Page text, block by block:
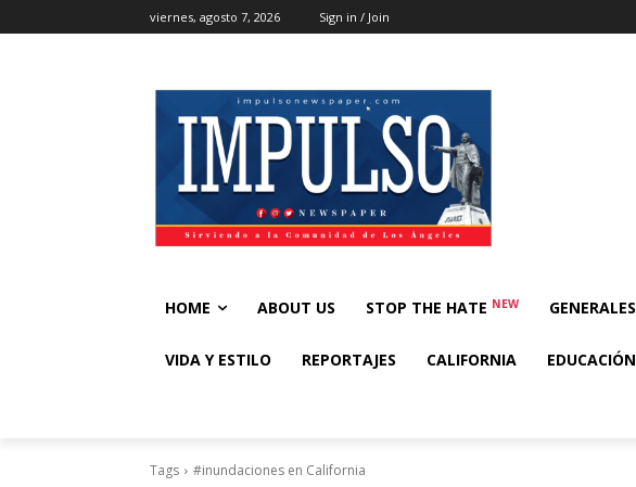
viernes, agosto 7, 2026 Sign in / Join
HOME ABOUT US STOP THE HATE NEW GENERALES
VIDA Y ESTILO REPORTAJES CALIFORNIA EDUCACIÓN
Tags #inundaciones en California